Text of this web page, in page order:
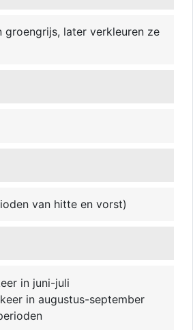
groengrijs, later verkleuren ze
van hitte en vorst)
in juni-juli
in augustus-september